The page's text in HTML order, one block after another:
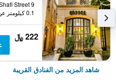
0.1 كيلومتر عن وسط المدينة
222 ﷼
شاهد المزيد من الفنادق القريبة